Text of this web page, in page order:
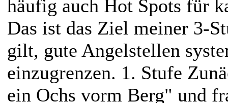
häufig auch Hot Spots für
Das ist das Ziel meiner 3-
gilt, gute Angelstellen
einzugrenzen. 1. Stufe
ein Ochs vorm Berg" und